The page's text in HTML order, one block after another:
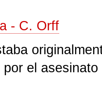
- C. Orff
por el